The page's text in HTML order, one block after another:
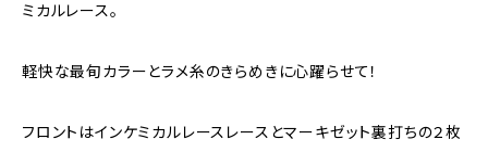
ミカルレース。
軽快な最旬カラーとラメ糸のきらめきに心躍らせて！
フロントはインケミカルレースレースとマーキゼット裏打ちの２枚